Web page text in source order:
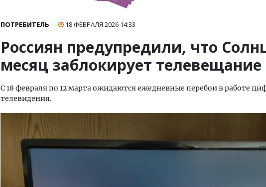
ПОТРЕБИТЕЛЬ 18 ФЕВРАЛЯ 2026 14:33
Россиян предупредили, что
месяц заблокирует телевещание
С 18 февраля по 12 марта ожидаются ежедневные перебои в работе
телевидения.